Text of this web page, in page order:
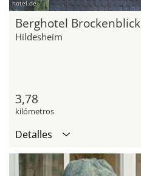
hotel.de
Berghotel Brockenblick
Hildesheim
3,78
kilómetros
Detalles